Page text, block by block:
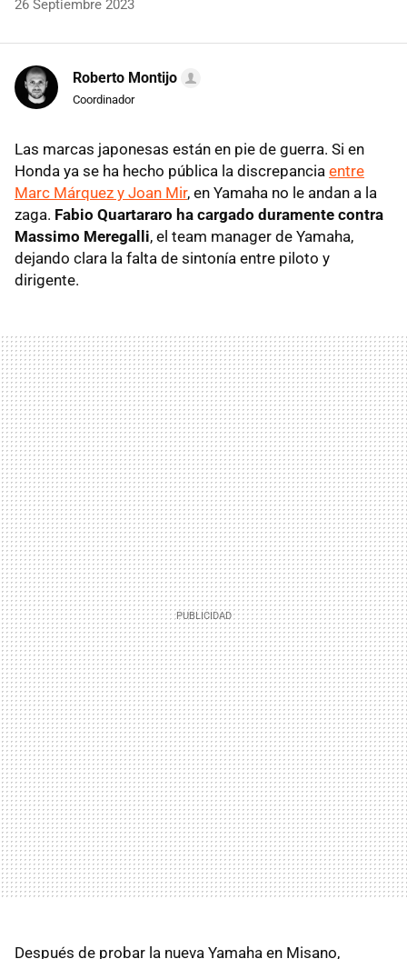
26 Septiembre 2023
Roberto Montijo
Coordinador
Las marcas japonesas están en pie de guerra. Si en
Honda ya se ha hecho pública la discrepancia entre
Marc Márquez y Joan Mir, en Yamaha no le andan a la
zaga. Fabio Quartararo ha cargado duramente contra
Massimo Meregalli, el team manager de Yamaha,
dejando clara la falta de sintonía entre piloto y
dirigente.
Después de probar la nueva Yamaha en Misano,